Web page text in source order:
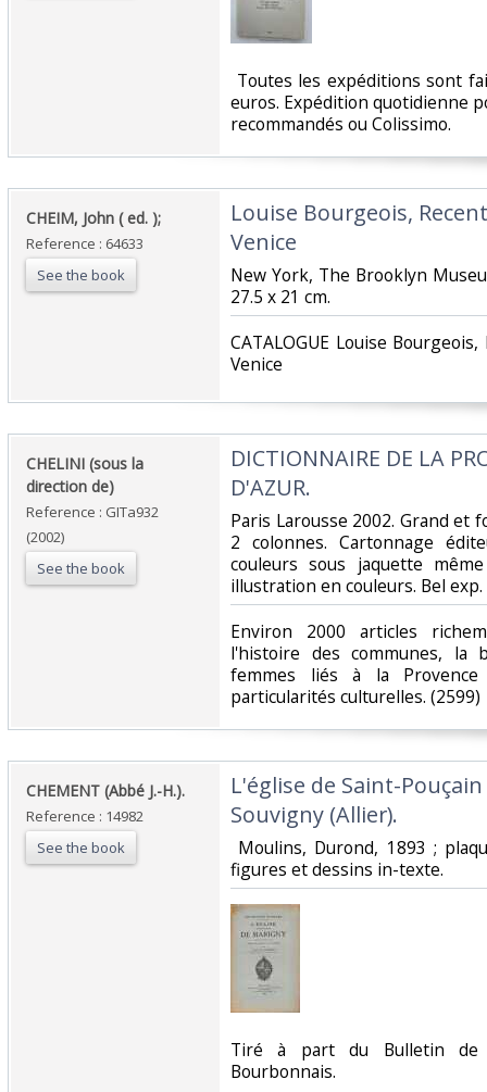
Toutes les expéditions sont
euros. Expédition quotidienne
recommandés ou Colissimo. ‎
‎CHEIM, John ( ed. );‎
Reference : 64633
See the book
‎Louise Bourgeois,
Venice‎
‎New York, The Brooklyn
27.5 x 21 cm.‎
‎CATALOGUE Louise
Venice‎
‎CHELINI (sous la
direction de)‎
Reference : GITa932
(2002)
See the book
‎DICTIONNAIRE DE LA
D'AZUR.‎
‎Paris Larousse 2002. Grand
2 colonnes. Cartonnage
couleurs sous jaquette
illustration en couleurs. Bel exp.‎
‎Environ 2000 articles
l'histoire des communes, la
femmes liés à la
particularités culturelles. (2599)‎
‎CHEMENT (Abbé J.-H.). ‎
Reference : 14982
See the book
‎L'église de Saint-
Souvigny (Allier). ‎
Moulins, Durond, 1893 ;
figures et dessins in-texte. ‎
‎Tiré à part du Bulletin de
Bourbonnais. ‎